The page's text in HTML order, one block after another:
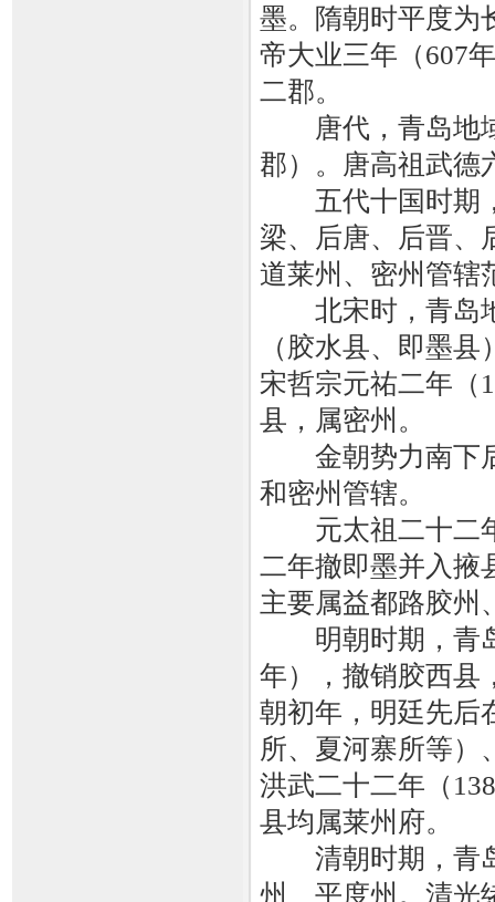
墨。隋朝时平度为
帝大业三年（607
二郡。
唐代，青岛地域
郡）。唐高祖武德
五代十国时期
梁、后唐、后晋、
道莱州、密州管辖
北宋时，青岛
（胶水县、即墨
宋哲宗元祐二年（
县，属密州。
金朝势力南下后
和密州管辖。
元太祖二十二年
二年撤即墨并入掖
主要属益都路胶州
明朝时期，青岛
年），撤销胶西县
朝初年，明廷先后
所、夏河寨所等）
洪武二十二年（
县均属莱州府。
清朝时期，青岛
州、平度州。清光